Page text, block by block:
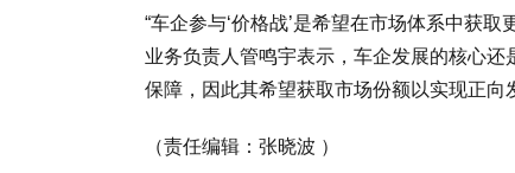
“车企参与‘价格战’是希望在市场体系中获
业务负责人管鸣宇表示，车企发展的核心
保障，因此其希望获取市场份额以实现正向
（责任编辑：张晓波 ）